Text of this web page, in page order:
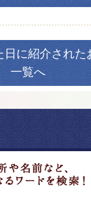
日に紹介された
一覧へ